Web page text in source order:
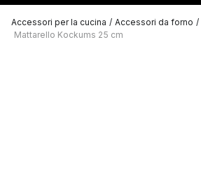
Accessori per la cucina / Accessori da forno /
Mattarello Kockums 25 cm